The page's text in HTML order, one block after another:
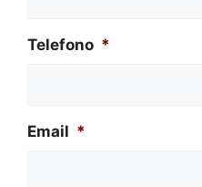
Telefono *
Email *